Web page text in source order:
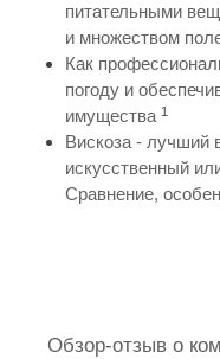
питательными
и множеством
Как
погоду и
имущества 1
Вискоза - лучший
искусственный
Сравнение,
Обзор-отзыв о